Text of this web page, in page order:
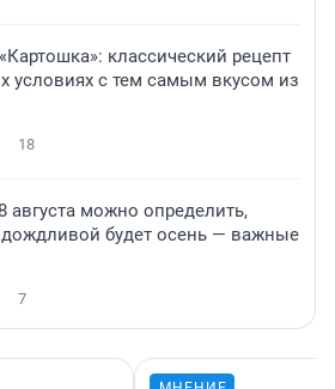
классический рецепт
условиях с тем самым вкусом из
18
августа можно определить,
дождливой будет осень — важные
7